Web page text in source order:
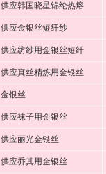
供应韩国晓星锦纶热熔
供应金银丝短纤纱
供应纺纱用金银丝短纤
供应真丝精炼用金银丝
金银丝
供应袜子用金银丝
供应丽光金银丝
供应乔其用金银丝